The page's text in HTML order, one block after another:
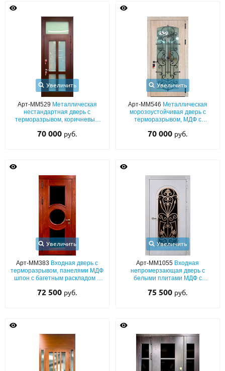
Увеличить
Арт-ММ529 Металлическая
нестандартная дверь с
терморазрывом, коричневым
фрамугой
70 000 руб.
Увеличить
Арт-ММ546 Металлическая
морозоустойчивая дверь с
терморазрывом, МДФ с
большим остеклением
70 000 руб.
Увеличить
Арт-ММ383 Входная дверь с
терморазрывом, панелями МДФ
шпон с багетным раскладом и
72 500 руб.
Увеличить
Арт-ММ1055 Входная
непромерзающая дверь с
белыми плитами МДФ с
нестандартным большим
75 500 руб.